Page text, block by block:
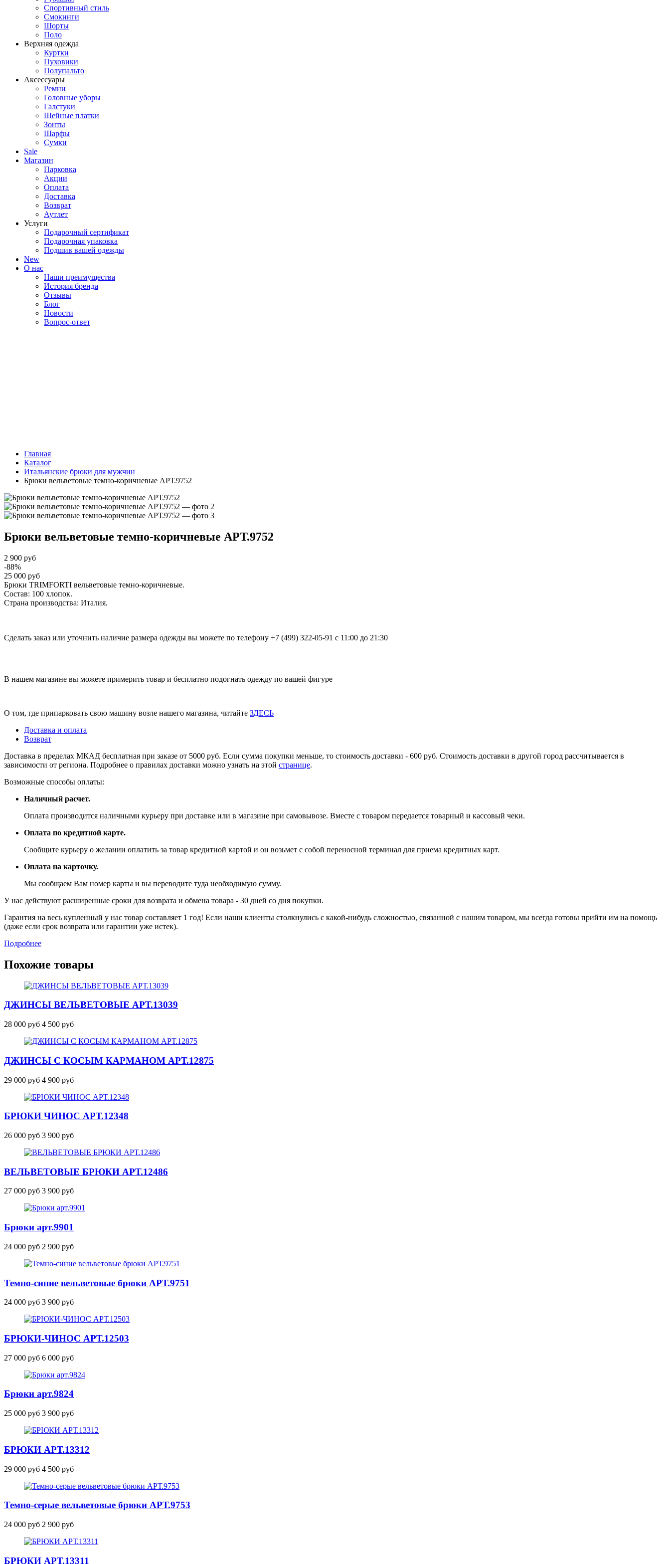
Спортивный стиль
Смокинги
Шорты
Поло
Верхняя одежда
Куртки
Пуховики
Полупальто
Аксессуары
Ремни
Головные уборы
Галстуки
Шейные платки
Зонты
Шарфы
Сумки
Sale
Магазин
Парковка
Акции
Оплата
Доставка
Возврат
Аутлет
Услуги
Подарочный сертификат
Подарочная упаковка
Подшив вашей одежды
New
О нас
Наши преимущества
История бренда
Отзывы
Блог
Новости
Вопрос-ответ
Главная
Каталог
Итальянские брюки для мужчин
Брюки вельветовые темно-коричневые АРТ.9752
Брюки вельветовые темно-коричневые АРТ.9752
2 900 руб
-88%
25 000 руб
Брюки TRIMFORTI вельветовые темно-коричневые.
Состав: 100 хлопок.
Страна производства: Италия.
Сделать заказ или уточнить наличие размера одежды вы можете по телефону +7 (499) 322-05-91 с 11:00 до 21:30
В нашем магазине вы можете примерить товар и бесплатно подогнать одежду по вашей фигуре
О том, где припарковать свою машину возле нашего магазина, читайте ЗДЕСЬ
Доставка и оплата
Возврат
Доставка в пределах МКАД бесплатная при заказе от 5000 руб. Если сумма покупки меньше, то стоимость доставки - 600 руб. Стоимость доставки в другой город рассчитывается в
зависимости от региона. Подробнее о правилах доставки можно узнать на этой странице.
Возможные способы оплаты:
Наличный расчет.
Оплата производится наличными курьеру при доставке или в магазине при самовывозе. Вместе с товаром передается товарный и кассовый чеки.
Оплата по кредитной карте.
Сообщите курьеру о желании оплатить за товар кредитной картой и он возьмет с собой переносной терминал для приема кредитных карт.
Оплата на карточку.
Мы сообщаем Вам номер карты и вы переводите туда необходимую сумму.
У нас действуют расширенные сроки для возврата и обмена товара - 30 дней со дня покупки.
Гарантия на весь купленный у нас товар составляет 1 год! Если наши клиенты столкнулись с какой-нибудь сложностью, связанной с нашим товаром, мы всегда готовы прийти им на помощь
(даже если срок возврата или гарантии уже истек).
Подробнее
Похожие товары
ДЖИНСЫ ВЕЛЬВЕТОВЫЕ АРТ.13039
28 000 руб 4 500 руб
ДЖИНСЫ С КОСЫМ КАРМАНОМ АРТ.12875
29 000 руб 4 900 руб
БРЮКИ ЧИНОС АРТ.12348
26 000 руб 3 900 руб
ВЕЛЬВЕТОВЫЕ БРЮКИ АРТ.12486
27 000 руб 3 900 руб
Брюки арт.9901
24 000 руб 2 900 руб
Темно-синие вельветовые брюки АРТ.9751
24 000 руб 3 900 руб
БРЮКИ-ЧИНОС АРТ.12503
27 000 руб 6 000 руб
Брюки арт.9824
25 000 руб 3 900 руб
БРЮКИ АРТ.13312
29 000 руб 4 500 руб
Темно-серые вельветовые брюки АРТ.9753
24 000 руб 2 900 руб
БРЮКИ АРТ.13311